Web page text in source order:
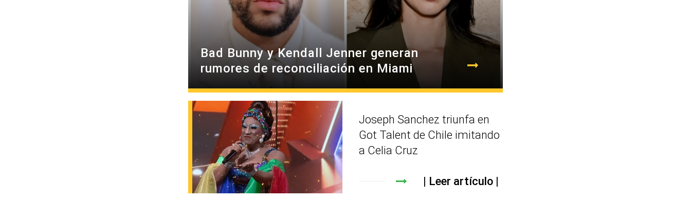
Bad Bunny y Kendall Jenner generan
rumores de reconciliación en Miami
Joseph Sanchez triunfa en
Got Talent de Chile imitando
a Celia Cruz
Leer artículo